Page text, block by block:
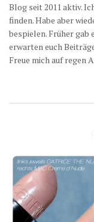
Blog seit 2011 aktiv.
finden. Habe aber
bespielen. Früher gab
erwarten euch
Freue mich auf regen